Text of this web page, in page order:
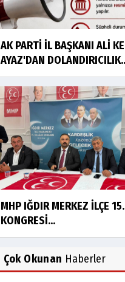
AK PARTİ İL BAŞKANI ALİ
AYAZ'DAN
MHP IĞDIR MERKEZ İLÇE
KONGRESİ...
Çok Okunan Haberler